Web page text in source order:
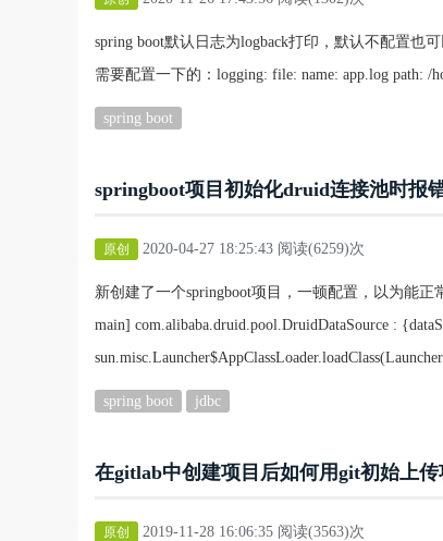
spring boot默认日志为logback打印，默认不配置也
需要配置一下的：logging: file: name: app.log path: /
spring boot
springboot项目初始化druid连接池时报
原创 2020-04-27 18:25:43 阅读(6259)次
新创建了一个springboot项目，一顿配置，以为能正
main] com.alibaba.druid.pool.DruidDataSource :
spring boot jdbc
在gitlab中创建项目后如何用git初始上传
原创 2019-11-28 16:06:35 阅读(3563)次